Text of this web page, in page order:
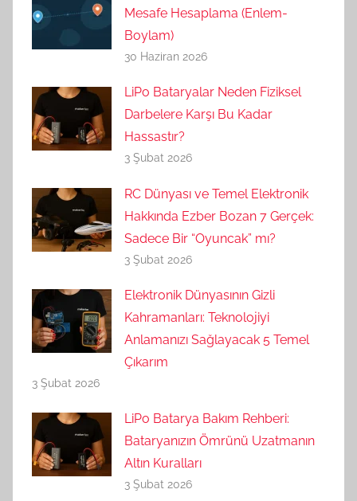
Mesafe Hesaplama (Enlem-
Boylam)
30 Haziran 2026
LiPo Bataryalar Neden Fiziksel
Darbelere Karşı Bu Kadar
Hassastır?
3 Şubat 2026
RC Dünyası ve Temel Elektronik
Hakkında Ezber Bozan 7 Gerçek:
Sadece Bir “Oyuncak” mı?
3 Şubat 2026
Elektronik Dünyasının Gizli
Kahramanları: Teknolojiyi
Anlamanızı Sağlayacak 5 Temel
Çıkarım
3 Şubat 2026
LiPo Batarya Bakım Rehberi:
Bataryanızın Ömrünü Uzatmanın
Altın Kuralları
3 Şubat 2026